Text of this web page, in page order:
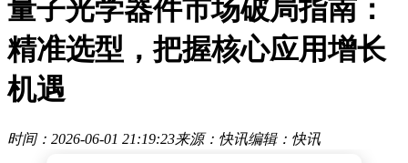
量子光学器件市场破局指南：
精准选型，把握核心应用增长
机遇
时间：2026-06-01 21:19:23来源：快讯编辑：快讯